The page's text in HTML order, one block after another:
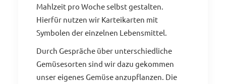
Mahlzeit pro Woche selbst gestalten.
Hierfür nutzen wir Karteikarten mit
Symbolen der einzelnen Lebensmittel.
Durch Gespräche über unterschiedliche
Gemüsesorten sind wir dazu gekommen
unser eigenes Gemüse anzupflanzen. Die